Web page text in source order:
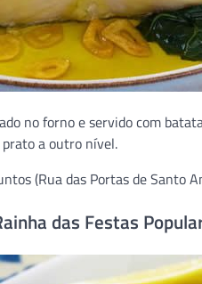
no forno e servido com
a outro nível.
(Rua das Portas de Santo
das Festas